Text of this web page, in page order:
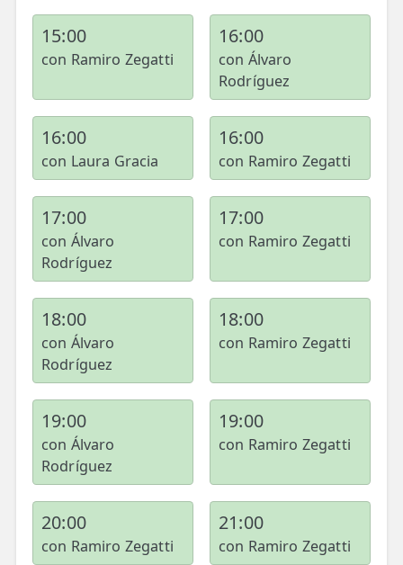
15:00
con Ramiro Zegatti
16:00
con Álvaro
Rodríguez
16:00
con Laura Gracia
16:00
con Ramiro Zegatti
17:00
con Álvaro
Rodríguez
17:00
con Ramiro Zegatti
18:00
con Álvaro
Rodríguez
18:00
con Ramiro Zegatti
19:00
con Álvaro
Rodríguez
19:00
con Ramiro Zegatti
20:00
con Ramiro Zegatti
21:00
con Ramiro Zegatti